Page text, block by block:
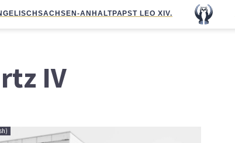
SACHSEN-ANHALTPAPST LEO XIV.
IV